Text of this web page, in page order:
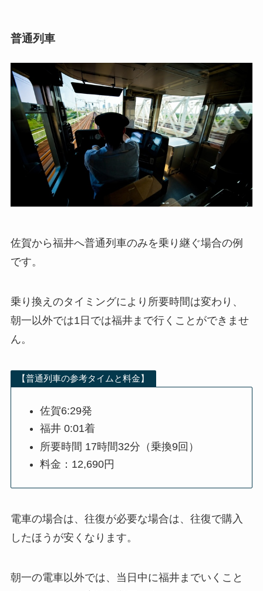
普通列車
佐賀から福井へ普通列車のみを乗り継ぐ場合の例
です。
乗り換えのタイミングにより所要時間は変わり、
朝一以外では1日では福井まで行くことができませ
ん。
【普通列車の参考タイムと料金】
佐賀6:29発
福井 0:01着
所要時間 17時間32分（乗換9回）
料金：12,690円
電車の場合は、往復が必要な場合は、往復で購入
したほうが安くなります。
朝一の電車以外では、当日中に福井までいくこと